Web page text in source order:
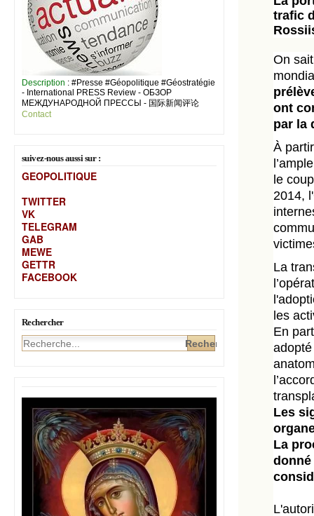
Description : #Presse #Géopolitique #Géostratégie
- International PRESS Review - ОБЗОР
МЕЖДУНАРОДНОЙ ПРЕССЫ - 国际新闻评论
Contact
suivez-nous aussi sur :
GEOPOLITIQUE
TWITTER
VK
TELEGRAM
GAB
MEWE
GETTR
FACEBOOK
Rechercher
trafic
On
ont
par la
À
le
2014,
La
les
En
Les
La
donné